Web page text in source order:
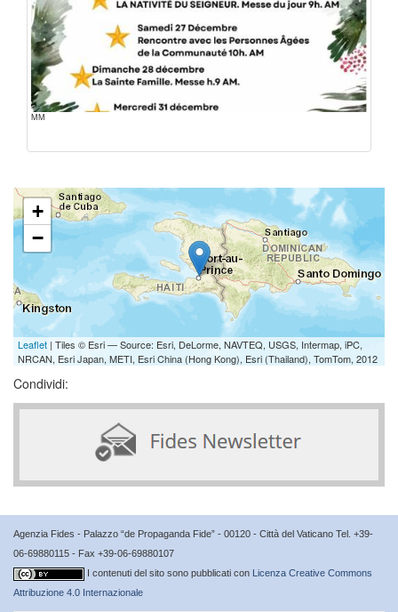
MM
+
−
Leaflet | Tiles © Esri — Source: Esri, DeLorme, NAVTEQ, USGS, Intermap, iPC,
NRCAN, Esri Japan, METI, Esri China (Hong Kong), Esri (Thailand), TomTom, 2012
Condividi:
Agenzia Fides - Palazzo “de Propaganda Fide” - 00120 - Città del Vaticano Tel. +39-
06-69880115 - Fax +39-06-69880107
I contenuti del sito sono pubblicati con
Licenza Creative Commons
Attribuzione 4.0 Internazionale